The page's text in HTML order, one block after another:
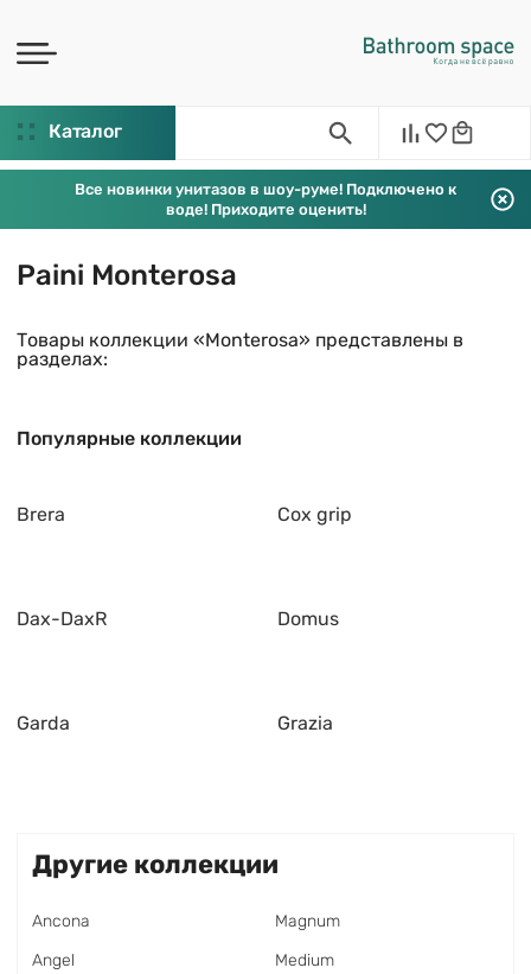
Каталог
Все новинки унитазов в шоу-руме! Подключено к
воде! Приходите оценить!
Paini Monterosa
Товары коллекции «Monterosa» представлены в
разделах:
Популярные коллекции
Brera Cox grip
Dax-DaxR Domus
Garda Grazia
Другие коллекции
Ancona
Angel
Magnum
Medium